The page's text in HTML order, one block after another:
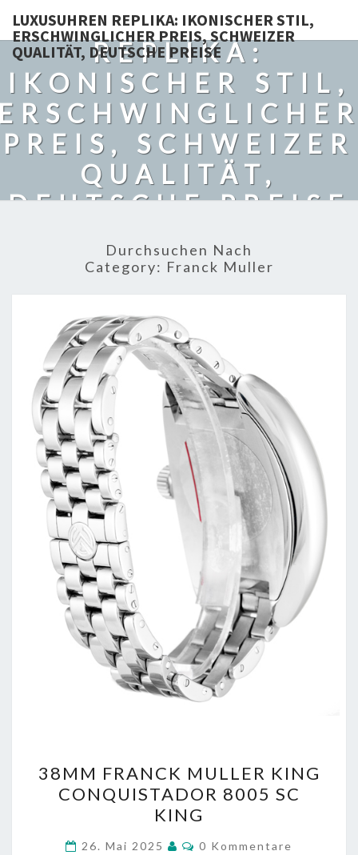
LUXUSUHREN REPLIKA: IKONISCHER STIL,
ERSCHWINGLICHER PREIS, SCHWEIZER
QUALITÄT, DEUTSCHE PREISE
LUXUSUHREN
REPLIKA:
IKONISCHER STIL,
PREIS, SCHWEIZER
QUALITÄT,
DEUTSCHE PREISE
Durchsuchen Nach
Category: Franck Muller
FRANCK
MULLER
KING
CONQUISTADOR
38MM FRANCK MULLER KING
CONQUISTADOR 8005 SC
KING
26. Mai 2025 Kommentare
0 Kommentare